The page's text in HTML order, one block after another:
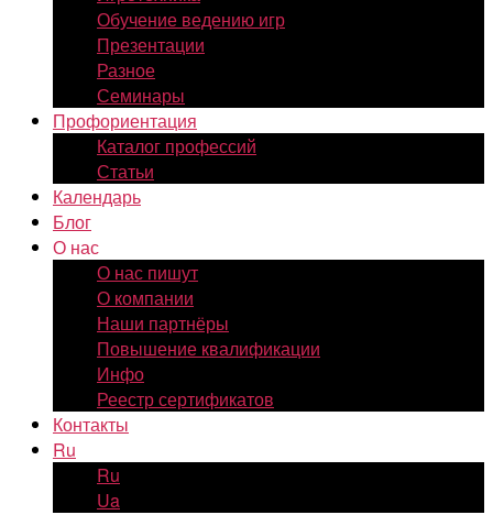
Обучение ведению игр
Презентации
Разное
Семинары
Профориентация
Каталог профессий
Статьи
Календарь
Блог
О нас
О нас пишут
О компании
Наши партнёры
Повышение квалификации
Инфо
Реестр сертификатов
Контакты
Ru
Ru
Ua